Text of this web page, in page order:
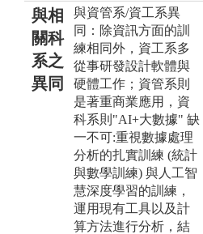
與相
關科
系之
異同
與資管系/資工系異
同：除資訊方面的訓
練相同外，資工系多
從事研發設計軟體與
硬體工作；資管系則
是著重商業應用，資
科系則"AI+大數據" 缺
一不可:重視數據處理
分析的扎實訓練 (統計
與數學訓練) 與人工智
慧深度學習的訓練，
運用現有工具以及計
算方法進行分析，結